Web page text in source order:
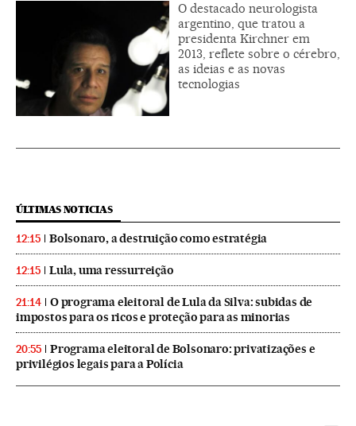
O destacado neurologista
argentino, que tratou a
presidenta Kirchner em
2013, reflete sobre o cérebro,
as ideias e as novas
tecnologias
ÚLTIMAS NOTICIAS
12:15 Bolsonaro, a destruição como estratégia
12:15 Lula, uma ressurreição
21:14
O programa eleitoral de Lula da Silva: subidas de
impostos para os ricos e proteção para as minorias
20:55
Programa eleitoral de Bolsonaro: privatizações e
privilégios legais para a Polícia